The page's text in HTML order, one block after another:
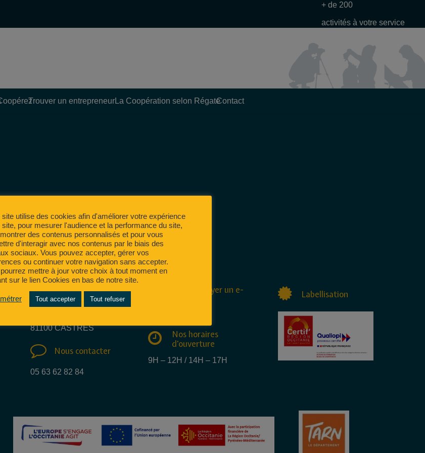
+ de 200
activités à votre service
Trouver un entrepreneurLa Coopération selon RégateContact
Nous trouver
81100 CASTRES
Nous contacter
05 63 62 82 84
Nous envoyer un e-
Nos horaires
d'ouverture
9H – 12H / 14H – 17H
Labellisation
site utilise des cookies afin d'améliorer votre expérience
site, pour mesurer l'audience et la performance du site,
des contenus personnalisés et pour vous
d'interagir avec nos contenus par le biais des
sociaux. Vous pouvez accepter, gérer vos
ou continuer votre navigation sans accepter.
mettre à jour votre choix à tout moment en
sur le lien Cookies en bas de notre site.
Tout accepter Tout refuser